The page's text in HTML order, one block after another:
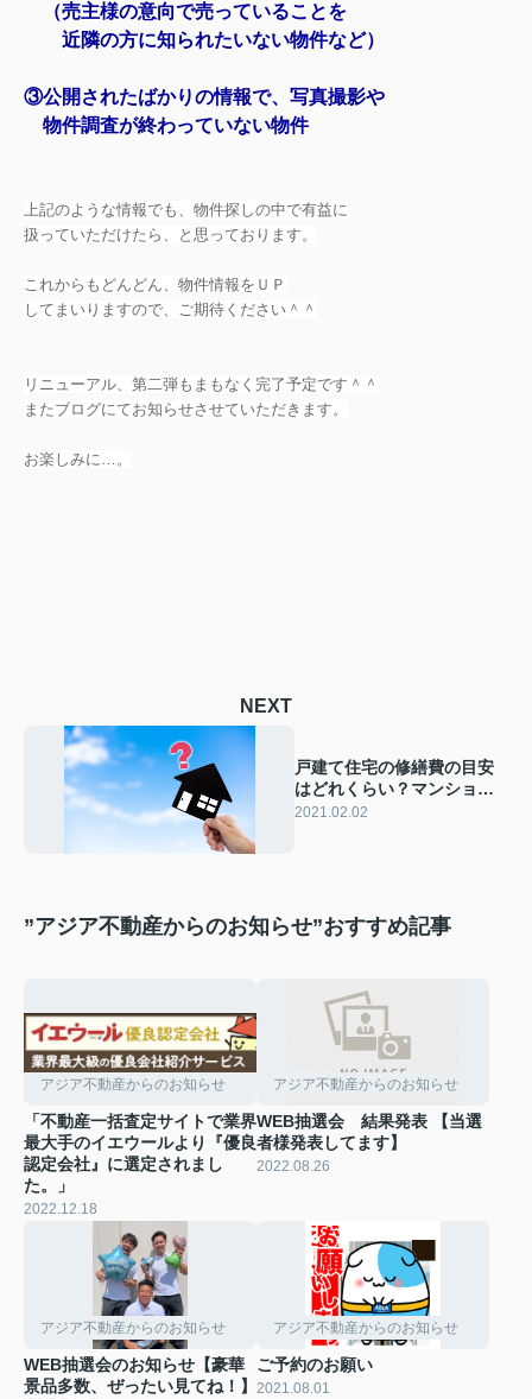
（売主様の意向で売っていることを
近隣の方に知られたいない物件など）
③公開されたばかりの情報で、写真撮影や
物件調査が終わっていない物件
上記のような情報でも、物件探しの中で有益に
扱っていただけたら、と思っております。
これからもどんどん、物件情報をＵＰ
してまいりますので、 ご期待ください＾＾
リニューアル、第二弾もまもなく完了予定です＾＾
またブログにてお知らせさせていただきます。
お楽しみに…。
NEXT
戸建て住宅の修繕費の目安
はどれくらい？マンション
との違いや相場をご紹介！
2021.02.02
”アジア不動産からのお知らせ”おすすめ記事
アジア不動産からのお知らせ
「不動産一括査定サイトで業界
最大手のイエウールより『優良
認定会社』に選定されまし
た。」
2022.12.18
アジア不動産からのお知らせ
WEB抽選会 結果発表 【当選
者様発表してます】
2022.08.26
アジア不動産からのお知らせ
WEB抽選会のお知らせ【豪華
景品多数、ぜったい見てね！】
アジア不動産からのお知らせ
ご予約のお願い
2021.08.01